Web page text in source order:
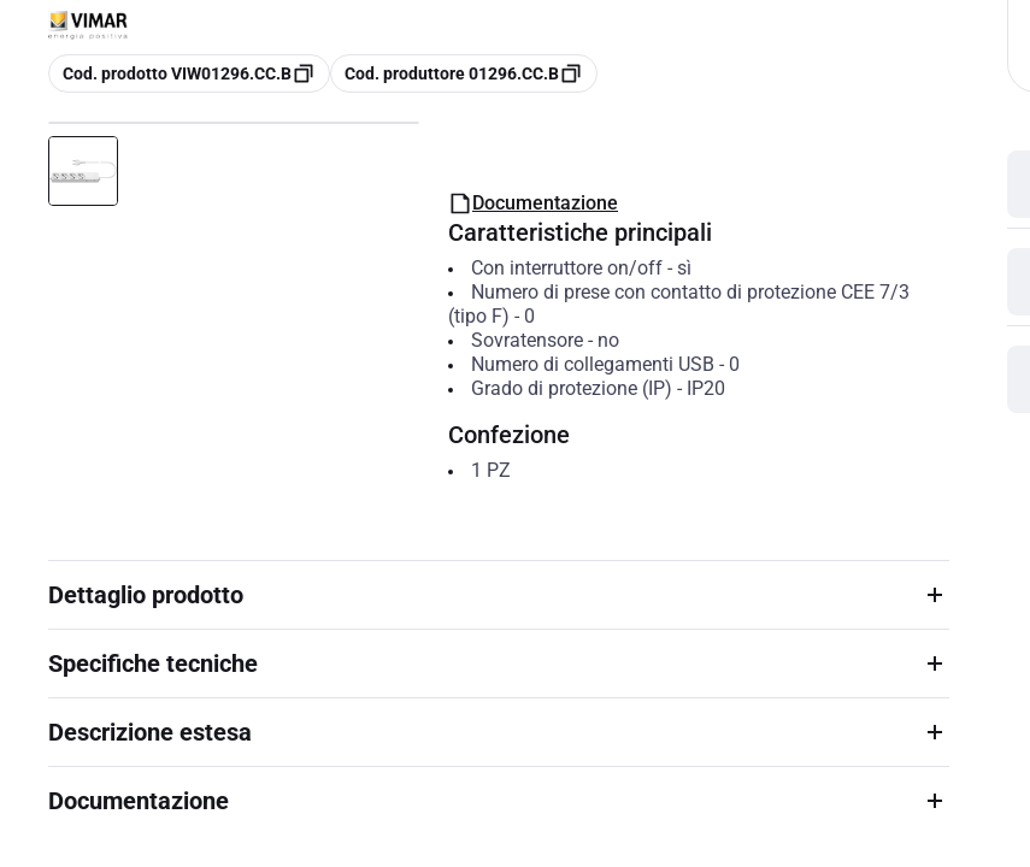
copia
Cod. prodotto VIW01296.CC.B copia
Cod. produttore 01296.CC.B
Documentazione
Caratteristiche principali
Con interruttore on/off- sì
Numero di prese con contatto di protezione CEE 7/3
(tipo F) - 0
Sovratensore- no
Numero di collegamenti USB - 0
Grado di protezione (IP) - IP20
Confezione
1 PZ
Dettaglio prodotto
Specifiche tecniche
Descrizione estesa
Documentazione